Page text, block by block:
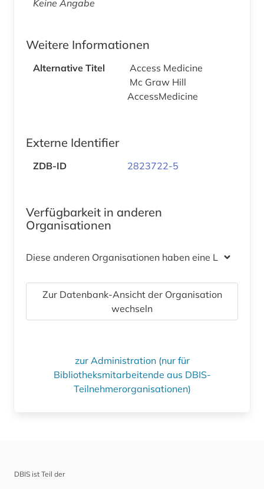
Keine Angabe
Weitere Informationen
Alternative Titel
Access Medicine
Mc Graw Hill
AccessMedicine
Externe Identifier
ZDB-ID 2823722-5
Verfügbarkeit in anderen
Organisationen
Diese anderen Organisationen haben eine Lizenz
Zur Datenbank-Ansicht der Organisation
wechseln
zur Administration (nur für
Bibliotheksmitarbeitende aus DBIS-
Teilnehmerorganisationen)
DBIS ist Teil der